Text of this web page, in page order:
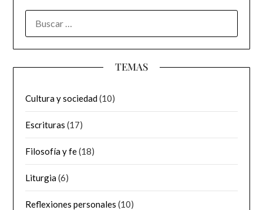
TEMAS
Cultura y sociedad(10)
Escrituras (17)
Filosofía y fe(18)
Liturgia(6)
Reflexiones personales (10)